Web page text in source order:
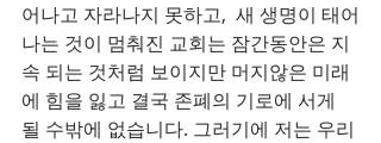
어나고 자라나지 못하고,  새 생명이 태어
나는 것이 멈춰진 교회는 잠간동안은 지
속 되는 것처럼 보이지만 머지않은 미래
에 힘을 잃고 결국 존폐의 기로에 서게
될 수밖에 없습니다. 그러기에 저는 우리